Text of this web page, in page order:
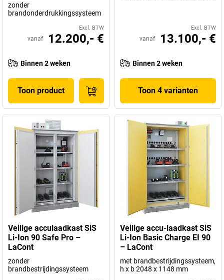
zonder
brandonderdrukkingssysteem
Excl. BTW
vanaf 12.200,- €
Binnen 2 weken
Toon product
Excl. BTW
vanaf 13.100,- €
Binnen 2 weken
Toon 4 varianten
Veilige acculaadkast SiS
Li-Ion 90 Safe Pro –
LaCont
zonder
brandbestrijdingssysteem
Veilige accu-laadkast SiS
Li-Ion Basic Charge EI 90
– LaCont
met brandbestrijdingssysteem,
h x b 2048 x 1148 mm